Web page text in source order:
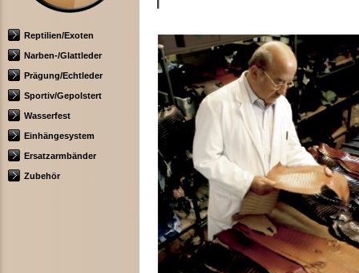
Reptilien/Exoten
Narben-/Glattleder
Prägung/Echtleder
Sportiv/Gepolstert
Wasserfest
Einhängesystem
Ersatzarmbänder
Zubehör